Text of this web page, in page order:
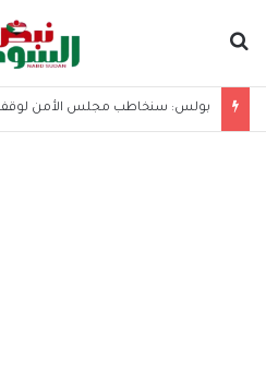
بولس: سنخاطب مجلس الأمن لوقف